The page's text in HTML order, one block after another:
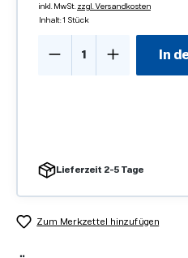
inkl. MwSt. zzgl. Versandkosten
Inhalt:1 Stück
Produkt Anzahl:
In
Lieferzeit 2-5 Tage
Zum Merkzettel hinzufügen